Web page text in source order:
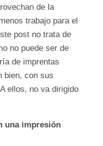
de la
trabajo para el
post no trata de
no puede ser de
de imprentas
bien, con sus
ellos, no va dirigido
una impresión